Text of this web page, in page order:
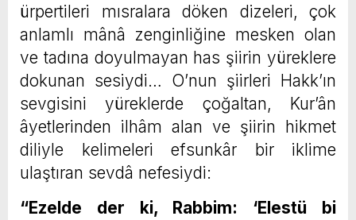
ürpertileri mısralara döken dizeleri, çok
anlamlı mânâ zenginliğine mesken olan
ve tadına doyulmayan has şiirin yüreklere
dokunan sesiydi… O’nun şiirleri Hakk’ın
sevgisini yüreklerde çoğaltan, Kur’ân
âyetlerinden ilhâm alan ve şiirin hikmet
diliyle kelimeleri efsunkâr bir iklime
ulaştıran sevdâ nefesiydi:
“Ezelde der ki, Rabbim: ‘Elestü bi